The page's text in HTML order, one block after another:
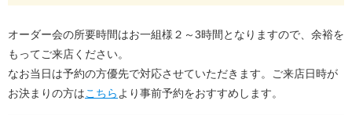
オーダー会の所要時間はお一組様２～3時間となりますので、余裕を
もってご来店ください。
なお当日は予約の方優先で対応させていただきます。ご来店日時が
お決まりの方はこちら より事前予約をおすすめします。